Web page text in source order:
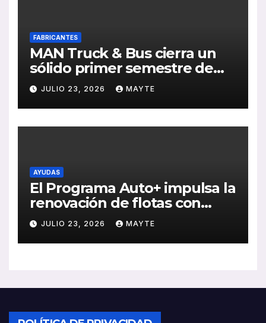
FABRICANTES
MAN Truck & Bus cierra un
sólido primer semestre de
2026 con crecimiento en
ventas, pedidos y
rentabilidad
JULIO 23, 2026 MAYTE
AYUDAS
El Programa Auto+ impulsa la
renovación de flotas con
ayudas a vehículos eléctricos
ligeros
JULIO 23, 2026 MAYTE